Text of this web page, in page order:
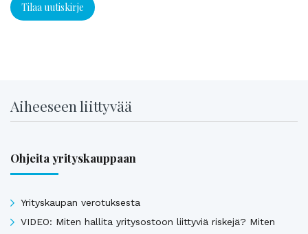
Tilaa uutiskirje
Aiheeseen liittyvää
Ohjeita yrityskauppaan
Yrityskaupan verotuksesta
VIDEO: Miten hallita yritysostoon liittyviä riskejä? Miten